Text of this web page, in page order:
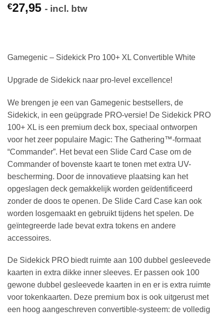
€27,95 - incl. btw
Gamegenic – Sidekick Pro 100+ XL Convertible White
Upgrade de Sidekick naar pro-level excellence!
We brengen je een van Gamegenic bestsellers, de
Sidekick, in een geüpgrade PRO-versie! De Sidekick PRO
100+ XL is een premium deck box, speciaal ontworpen
voor het zeer populaire Magic: The Gathering™-formaat
“Commander”. Het bevat een Slide Card Case om de
Commander of bovenste kaart te tonen met extra UV-
bescherming. Door de innovatieve plaatsing kan het
opgeslagen deck gemakkelijk worden geïdentificeerd
zonder de doos te openen. De Slide Card Case kan ook
worden losgemaakt en gebruikt tijdens het spelen. De
geïntegreerde lade bevat extra tokens en andere
accessoires.
De Sidekick PRO biedt ruimte aan 100 dubbel gesleevede
kaarten in extra dikke inner sleeves. Er passen ook 100
gewone dubbel gesleevede kaarten in en er is extra ruimte
voor tokenkaarten. Deze premium box is ook uitgerust met
een hoog aangeschreven convertible-systeem: de volledig